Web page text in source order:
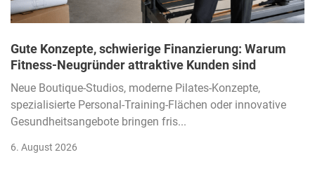
Gute Konzepte, schwierige Finanzierung: Warum
Fitness-Neugründer attraktive Kunden sind
Neue Boutique-Studios, moderne Pilates-Konzepte,
spezialisierte Personal-Training-Flächen oder innovative
Gesundheitsangebote bringen fris...
6. August 2026